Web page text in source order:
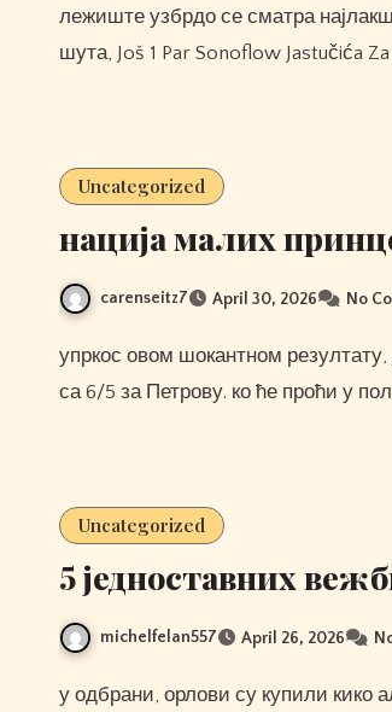
лежиште узбрдо се сматра најлакшим ударцем за играње, али ако имате проблема са овом врстом
шута, Još 1 Par Sonoflow Jastučića
Uncategorized
нација малих
carenseitz7 April 30, 2026 No
упркос овом шокантном резултату, Дементиева је фаворит за победу у мечу са квотом 8/13 у поређењу
са 6/5 за Петрову. ко ће проћи у
Uncategorized
5 једноставних
michelfelan557 April 26, 2026
у одбрани, орлови су купили кико алонсо од бивола за Мекоја. ово доводи Алонса под његово бившег